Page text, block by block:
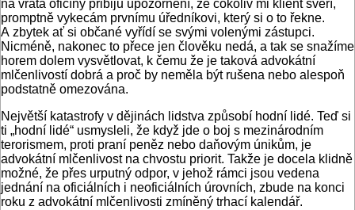
na vrata oficíny přibiju upozornění, že cokoliv mi klient svěří,
promptně vykecám prvnímu úředníkovi, který si o to řekne.
A zbytek ať si občané vyřídí se svými volenými zástupci.
Nicméně, nakonec to přece jen člověku nedá, a tak se snažíme
horem dolem vysvětlovat, k čemu že je taková advokátní
mlčenlivostí dobrá a proč by neměla být rušena nebo alespoň
podstatně omezována.
Největší katastrofy v dějinách lidstva způsobí hodní lidé. Teď si
ti „hodní lidé“ usmysleli, že když jde o boj s mezinárodním
terorismem, proti praní peněz nebo daňovým únikům, je
advokátní mlčenlivost na chvostu priorit. Takže je docela klidně
možné, že přes urputný odpor, v jehož rámci jsou vedena
jednání na oficiálních i neoficiálních úrovních, zbude na konci
roku z advokátní mlčenlivosti zmíněný trhací kalendář.